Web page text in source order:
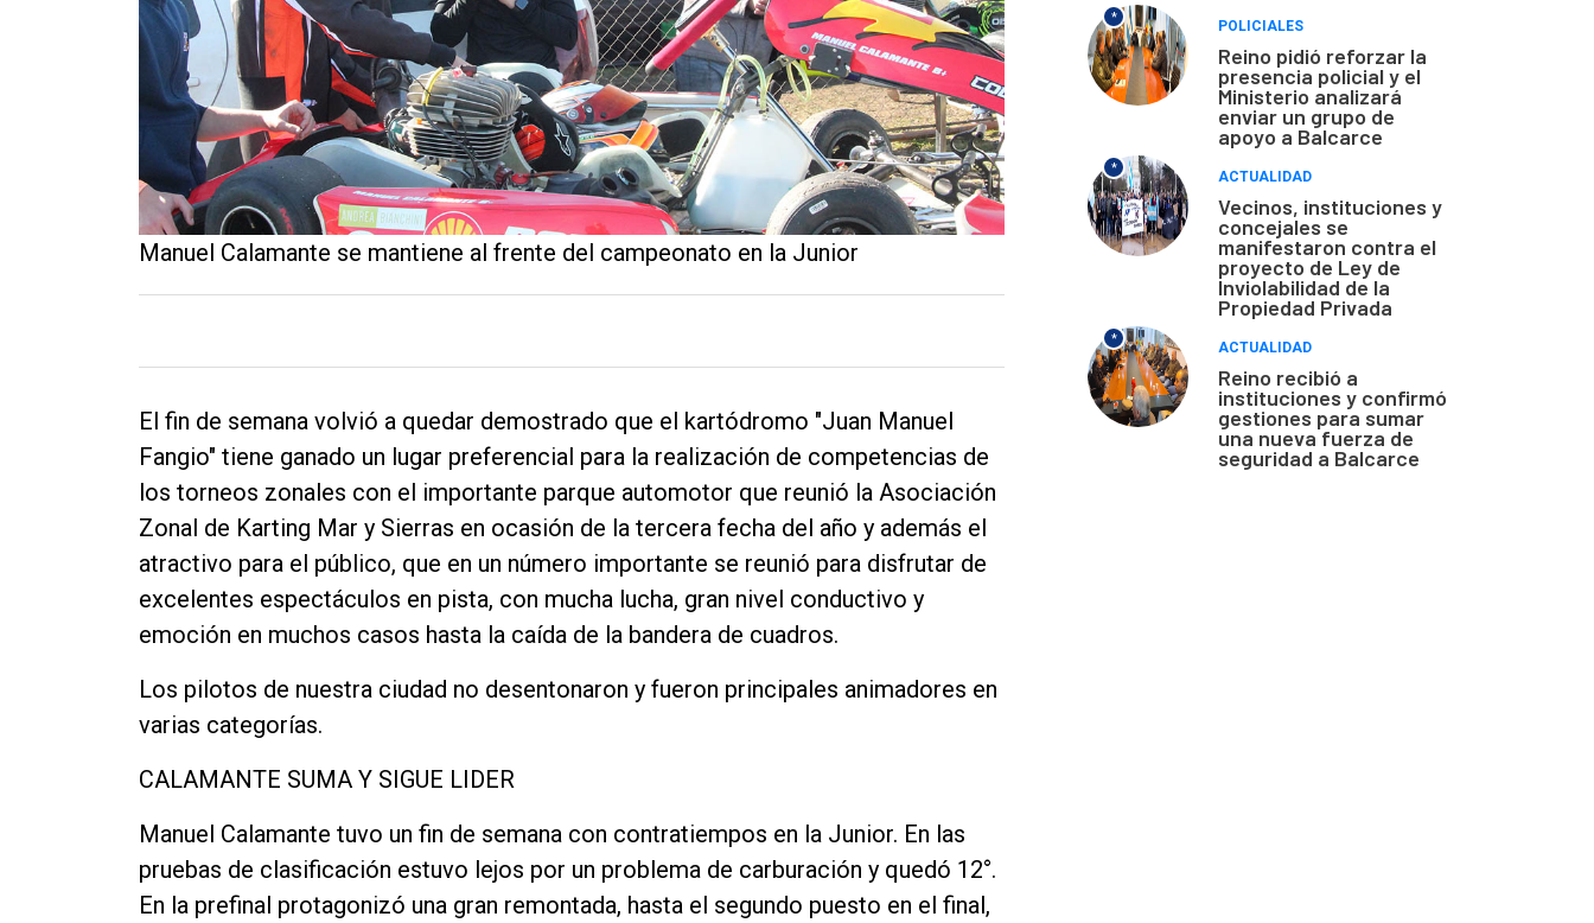
Manuel Calamante se mantiene al frente del campeonato en la Junior
El fin de semana volvió a quedar demostrado que el kartódromo "Juan Manuel
Fangio" tiene ganado un lugar preferencial para la realización de competencias de
los torneos zonales con el importante parque automotor que reunió la Asociación
Zonal de Karting Mar y Sierras en ocasión de la tercera fecha del año y además el
atractivo para el público, que en un número importante se reunió para disfrutar de
excelentes espectáculos en pista, con mucha lucha, gran nivel conductivo y
emoción en muchos casos hasta la caída de la bandera de cuadros.
Los pilotos de nuestra ciudad no desentonaron y fueron principales animadores en
varias categorías.
CALAMANTE SUMA Y SIGUE LIDER
Manuel Calamante tuvo un fin de semana con contratiempos en la Junior. En las
pruebas de clasificación estuvo lejos por un problema de carburación y quedó 12°.
En la prefinal protagonizó una gran remontada, hasta el segundo puesto en el final,
*
POLICIALES
Reino pidió reforzar la
presencia policial y el
Ministerio analizará
enviar un grupo de
apoyo a Balcarce
*
ACTUALIDAD
Vecinos, instituciones y
concejales se
manifestaron contra el
proyecto de Ley de
Inviolabilidad de la
Propiedad Privada
*
ACTUALIDAD
Reino recibió a
instituciones y confirmó
gestiones para sumar
una nueva fuerza de
seguridad a Balcarce